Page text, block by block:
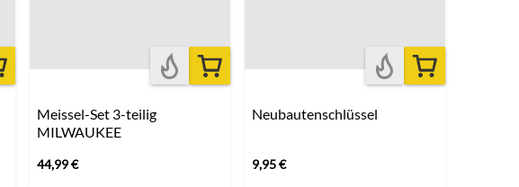
Meissel-Set 3-teilig
MILWAUKEE
44,99€
Neubautenschlüssel
9,95€